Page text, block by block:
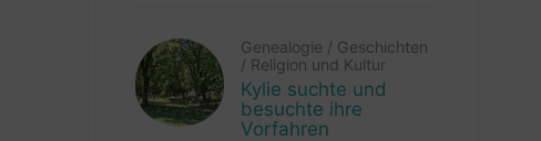
Genealogie / Geschichten
/ Religion und Kultur
Kylie suchte und
besuchte ihre
Vorfahren